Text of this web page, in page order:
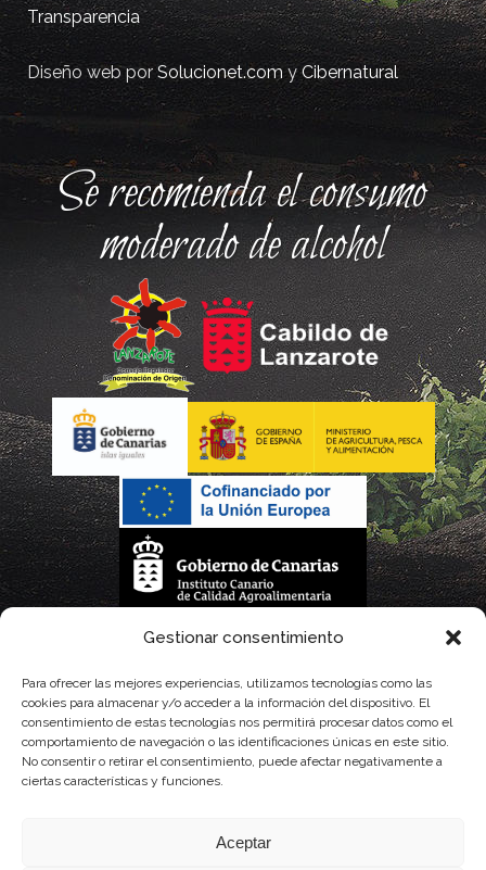
Gestionar consentimiento
Para ofrecer las mejores experiencias, utilizamos tecnologías como las
cookies para almacenar y/o acceder a la información del dispositivo. El
consentimiento de estas tecnologías nos permitirá procesar datos como el
comportamiento de navegación o las identificaciones únicas en este sitio.
No consentir o retirar el consentimiento, puede afectar negativamente a
ciertas características y funciones.
Aceptar
Transparencia
Diseño web porSolucionet.comyCibernatural
Se recomienda el consumo
moderado de alcohol
La gestión de la DOP Lanzarote realizada por este Consejo Regulador es financiada,
con fondos provenientes del presupuesto de gastos del Instituto Canario de
Calidad Agroalimentaria